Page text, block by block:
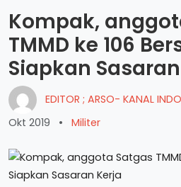
Kompak,
TMMD ke 106
Siapkan
EDITOR ; ARSO- KANAL
Okt 2019
• Militer